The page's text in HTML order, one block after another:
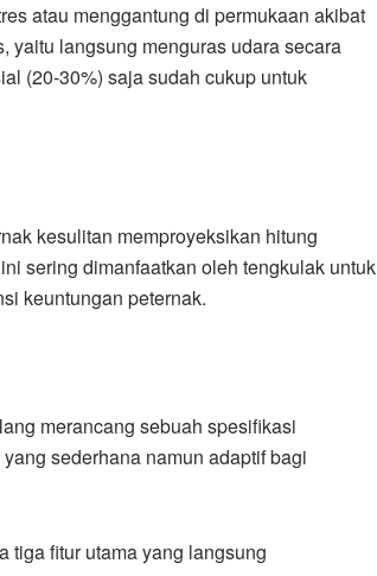
atau menggantung di permukaan akibat
yaitu langsung menguras udara secara
(20-30%) saja sudah cukup untuk
kesulitan memproyeksikan hitung
sering dimanfaatkan oleh tengkulak untuk
keuntungan peternak.
merancang sebuah spesifikasi
sederhana namun adaptif bagi
tiga fitur utama yang langsung